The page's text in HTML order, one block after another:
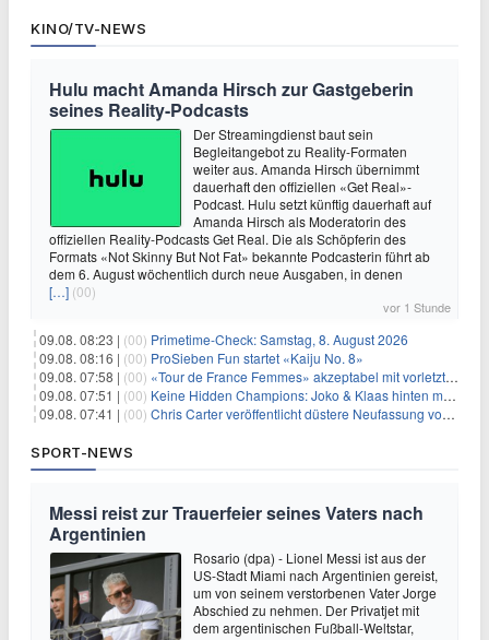
KINO/TV-NEWS
Hulu macht Amanda Hirsch zur Gastgeberin
seines Reality-Podcasts
Der Streamingdienst baut sein
Begleitangebot zu Reality-Formaten
weiter aus. Amanda Hirsch übernimmt
dauerhaft den offiziellen «Get Real»-
Podcast. Hulu setzt künftig dauerhaft auf
Amanda Hirsch als Moderatorin des
offiziellen Reality-Podcasts Get Real. Die als Schöpferin des
Formats «Not Skinny But Not Fat» bekannte Podcasterin führt ab
dem 6. August wöchentlich durch neue Ausgaben, in denen
[…] (00)
vor 1 Stunde
09.08. 08:23 | (00) Primetime-Check: Samstag, 8. August 2026
09.08. 08:16 | (00) ProSieben Fun startet «Kaiju No. 8»
09.08. 07:58 | (00) «Tour de France Femmes» akzeptabel mit vorletzter Etappe
09.08. 07:51 | (00) Keine Hidden Champions: Joko & Klaas hinten mit Best-Of
09.08. 07:41 | (00) Chris Carter veröffentlicht düstere Neufassung von «Akte X: Jenseits der Wahrheit»
SPORT-NEWS
Messi reist zur Trauerfeier seines Vaters nach
Argentinien
Rosario (dpa) - Lionel Messi ist aus der
US-Stadt Miami nach Argentinien gereist,
um von seinem verstorbenen Vater Jorge
Abschied zu nehmen. Der Privatjet mit
dem argentinischen Fußball-Weltstar,